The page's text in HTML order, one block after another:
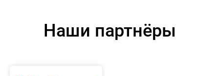
Наши партнёры